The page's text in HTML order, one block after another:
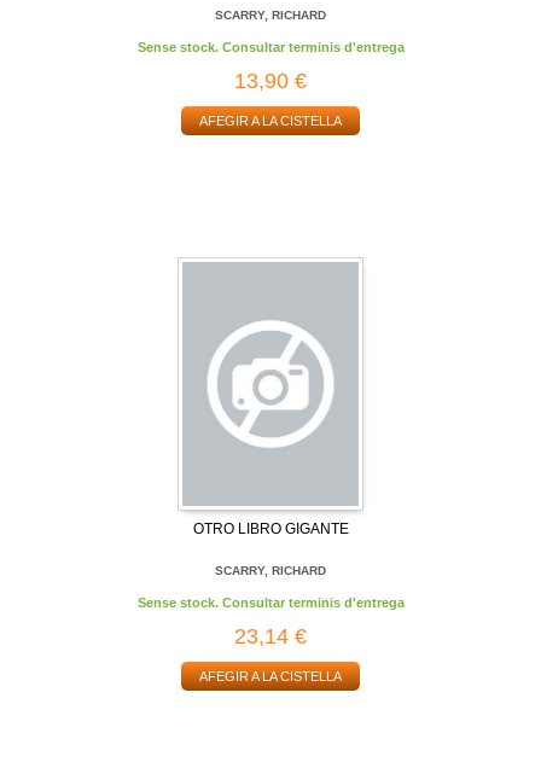
SCARRY, RICHARD
Sense stock. Consultar terminis d'entrega
13,90 €
AFEGIR A LA CISTELLA
OTRO LIBRO GIGANTE
SCARRY, RICHARD
Sense stock. Consultar terminis d'entrega
23,14 €
AFEGIR A LA CISTELLA